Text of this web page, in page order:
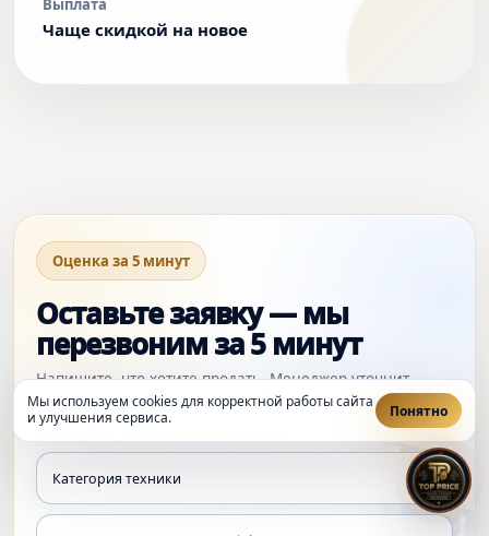
Выплата
Чаще скидкой на новое
Оценка за 5 минут
Оставьте заявку — мы
перезвоним за 5 минут
Напишите, что хотите продать. Менеджер уточнит
детали и подскажет следующий шаг.
Мы используем cookies для корректной работы сайта
и улучшения сервиса.
Понятно